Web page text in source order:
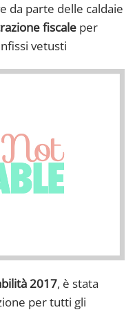
da parte delle caldaie
fiscale per
vetusti
2017, è stata
per tutti gli